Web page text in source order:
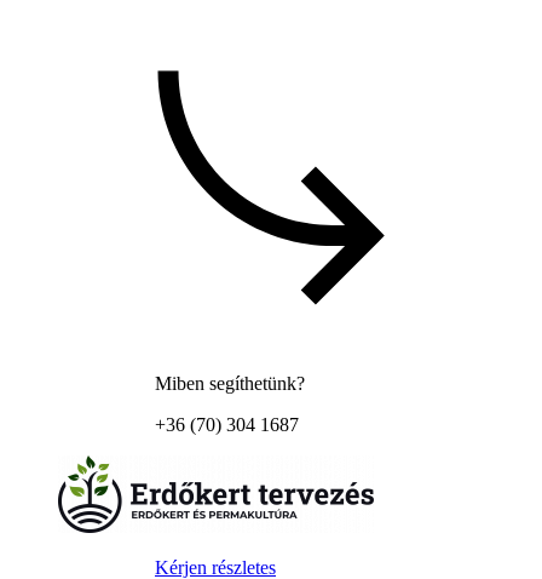
Miben segíthetünk?
+36 (70) 304 1687
Kérjen részletes